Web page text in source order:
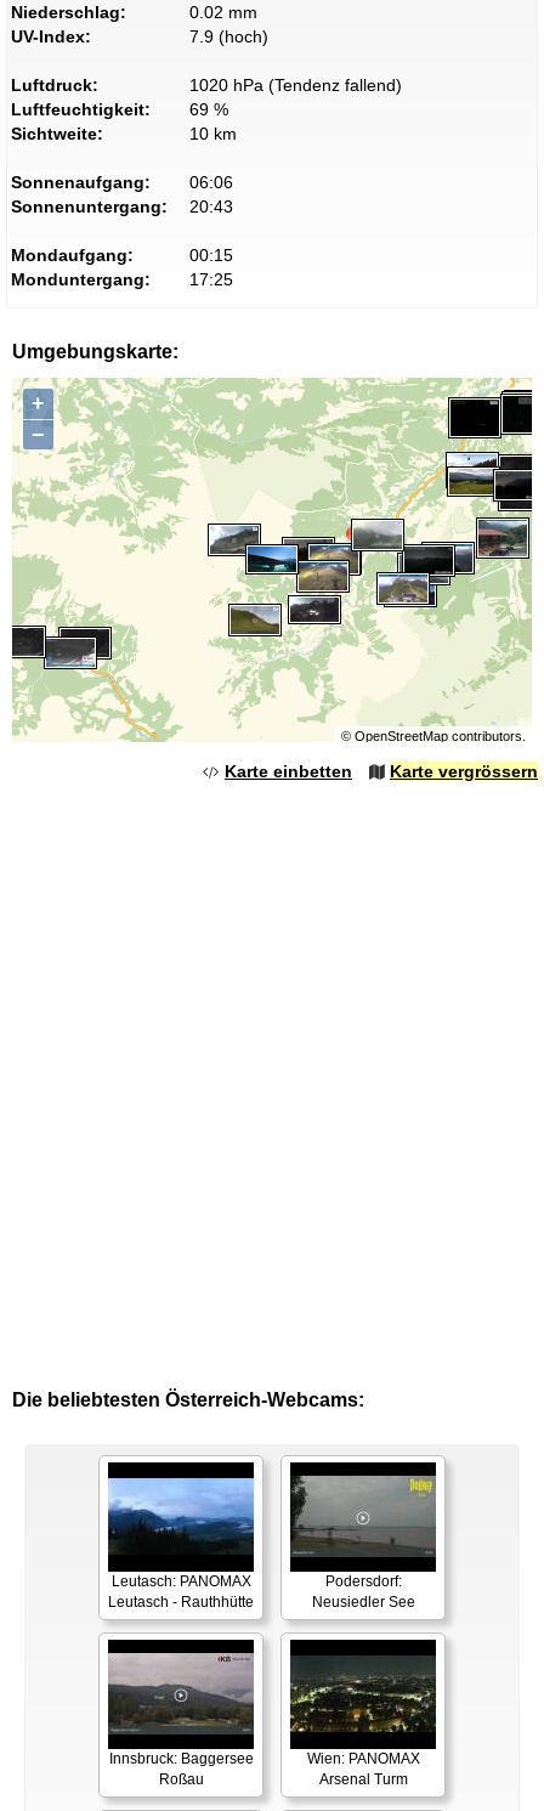
Niederschlag:
0.02 mm
UV-Index:
7.9 (hoch)
Luftdruck:
1020 hPa (Tendenz fallend)
Luftfeuchtigkeit:
69 %
Sichtweite:
10 km
Sonnenaufgang:
06:06
Sonnenuntergang:
20:43
Mondaufgang:
00:15
Monduntergang:
17:25
Umgebungskarte:
+
−
© OpenStreetMapcontributors.
Karte einbetten Karte vergrössern
Die beliebtesten Österreich-Webcams:
Leutasch: PANOMAX
Leutasch - Rauthhütte
Podersdorf:
Neusiedler See
Innsbruck: Baggersee
Roßau
Wien: PANOMAX
Arsenal Turm